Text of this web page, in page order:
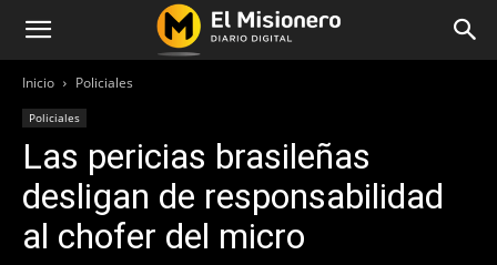
Inicio Policiales
Policiales
Las pericias brasileñas
desligan de responsabilidad
al chofer del micro